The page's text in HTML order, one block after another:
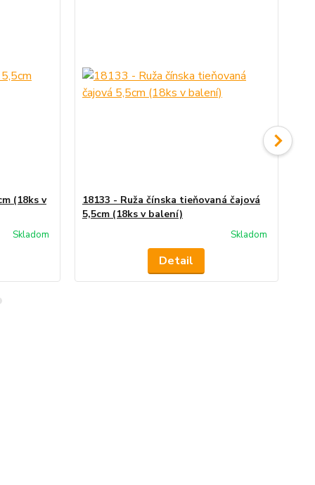
(18ks v
Skladom
18133 - Ruža čínska tieňovaná čajová
5,5cm (18ks v balení)
Skladom
Detail